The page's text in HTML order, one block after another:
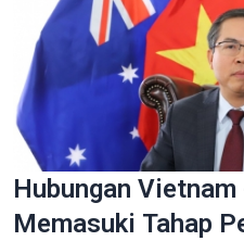
Hubungan
Memasuki Tahap